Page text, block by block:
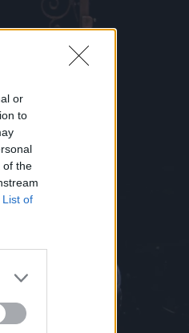
or
to
of the
List of